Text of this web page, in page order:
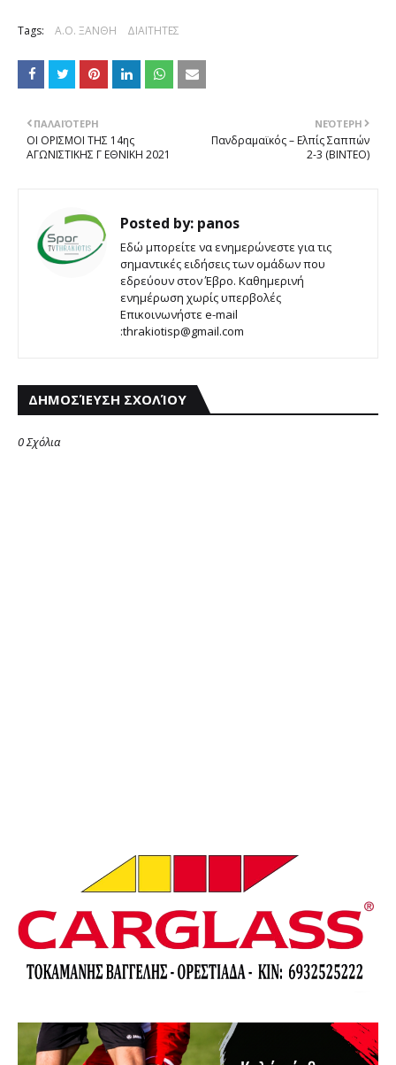
Tags: Α.Ο. ΞΑΝΘΗ ΔΙΑΙΤΗΤΕΣ
ΝΕΌΤΕΡΗ
Πανδραμαϊκός – Ελπίς Σαππών
2-3 (ΒΙΝΤΕΟ)
ΠΑΛΑΙΌΤΕΡΗ
ΟΙ ΟΡΙΣΜΟΙ ΤΗΣ 14ης
ΑΓΩΝΙΣΤΙΚΗΣ Γ ΕΘΝΙΚΗ 2021
Posted by: panos
Εδώ μπορείτε να ενημερώνεστε για τις
σημαντικές ειδήσεις των ομάδων που
εδρεύουν στον Έβρο. Καθημερινή
ενημέρωση χωρίς υπερβολές
Επικοινωνήστε e-mail
:thrakiotisp@gmail.com
ΔΗΜΟΣΊΕΥΣΗ ΣΧΟΛΊΟΥ
0 Σχόλια